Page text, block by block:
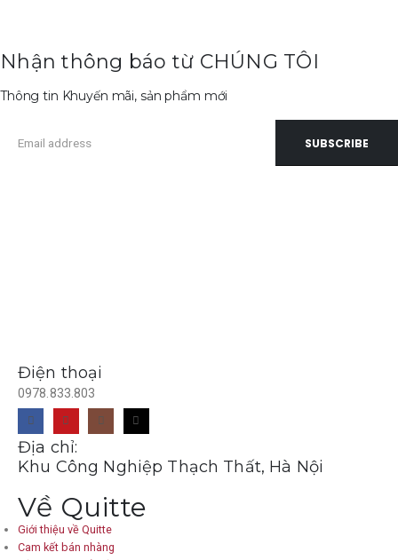
Nhận thông báo từ CHÚNG TÔI
Thông tin Khuyến mãi, sản phẩm mới
Điện thoại
0978.833.803
Địa chỉ:
Khu Công Nghiệp Thạch Thất, Hà Nội
Về Quitte
Giới thiệu về Quitte
Cam kết bán nhàng